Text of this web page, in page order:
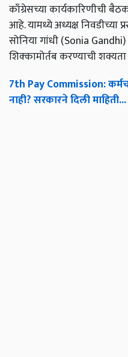
काँग्रेसच्या कार्यकारिणीची
आहे. यामध्ये अध्यक्ष निवडीच्या
सोनिया गांधी (Sonia
शिक्कामोर्तब करण्याची
7th Pay Commission:
नाही? सरकारने दिली माहिती...